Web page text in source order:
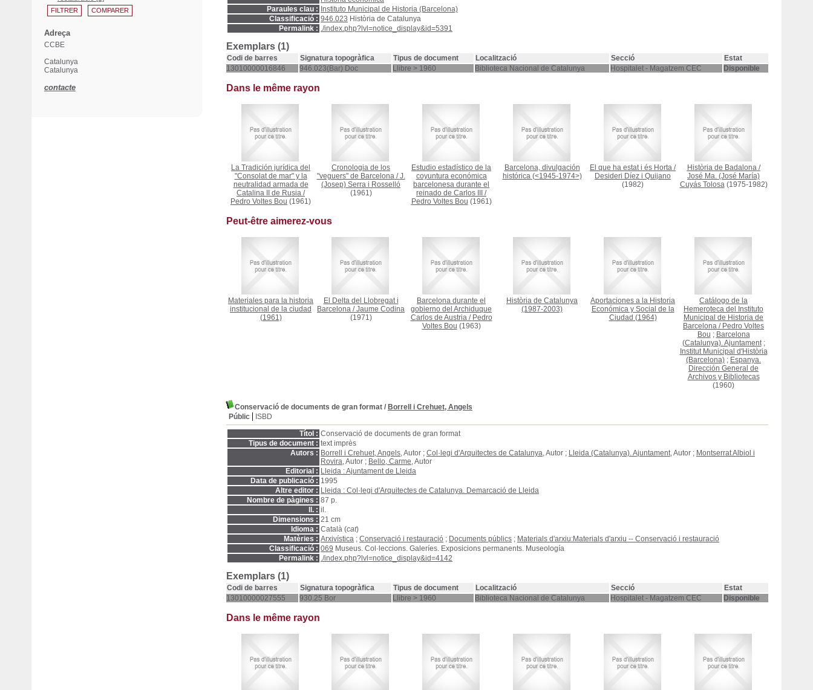
Paraules clau : Instituto Municipal de Historia (Barcelona)
Classificació : 946.023 Història de Catalunya
Permalink : ./index.php?lvl=notice_display&id=5391
Exemplars (1)
Codi de barres Signatura topogràfica Tipus de document Localització Secció
Estat
13010000016846
946.023(Bar) Doc Llibre > 1960 Biblioteca Nacional de Catalunya Hospitalet - Magatzem CEC Disponible
Dans le même rayon
La Tradición jurídica del
"Consolat de mar" y la
neutralidad armada de
Catalina II de Rusia /
Pedro Voltes Bou (1961)
Cronologia de los
"veguers" de Barcelona/J.
(Josep) Serra i Rosselló
(1961)
Estudio estadístico de la
coyuntura económica
barcelonesa durante el
reinado de Carlos III
/
Pedro Voltes Bou (1961)
Barcelona, divulgación
histórica(<1945-1974>)
El que ha estat i és Horta /
Desideri Díez i Quijano
(1982)
Història de Badalona/
José Ma. (José María)
Cuyás Tolosa(1975-1982)
Peut-être aimerez-vous
Materiales para la historia
institucional de la ciudad
(1961)
El Delta del Llobregat i
Barcelona /Jaume Codina
(1971)
Barcelona durante el
gobierno del Archiduque
Carlos de Austria/ Pedro
Voltes Bou (1963)
Història de Catalunya
(1987-2003)
Aportaciones a la Historia
Económica y Social de la
Ciudad (1964)
Catálogo de la
Hemeroteca del Instituto
Municipal de Historia de
Barcelona / Pedro Voltes
Bou ; Barcelona
(Catalunya). Ajuntament;
Institut Municipal d'Història
(Barcelona) ; Espanya.
Dirección General de
Archivos y Bibliotecas
(1960)
Conservació de documents de gran format / Borrell i Crehuet, Angels
Públic
ISBD
Títol : Conservació de documents de gran format
Tipus de document : text imprès
Autors : Borrell i Crehuet, Angels, Autor ; Col·legi d'Arquitectes de Catalunya, Autor ; Lleida (Catalunya). Ajuntament, Autor ; Montserrat Albiol i
Rovira, Autor ; Bello, Carme, Autor
Editorial : Lleida : Ajuntament de Lleida
Data de publicació : 1995
Altre editor : Lleida : Col·legi d'Arquitectes de Catalunya. Demarcació de Lleida
Nombre de pàgines : 87 p.
ll. : il.
Dimensions : 21 cm
Idioma : Català (cat)
Matèries : Arxivística ; Conservació i restauració ; Documents públics ; Materials d'arxiu:Materials d'arxiu -- Conservació i restauració
Classificació : 069 Museus. Col·leccions. Galeríes. Exposicions permanents. Museología
Permalink : ./index.php?lvl=notice_display&id=4142
Exemplars (1)
Codi de barres Signatura topogràfica Tipus de document Localització Secció
Estat
13010000027555
930.25 Bor Llibre > 1960 Biblioteca Nacional de Catalunya Hospitalet - Magatzem CEC Disponible
Dans le même rayon
Adreça
CCBE
Catalunya
Catalunya
contacte